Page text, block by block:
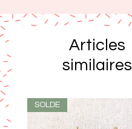
Articles
similaires
SOLDE